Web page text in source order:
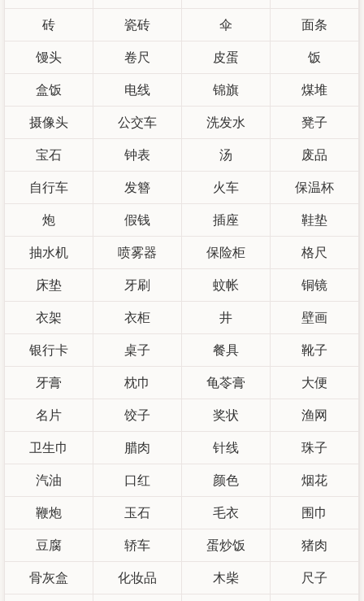
砖 瓷砖 伞 面条
馒头 卷尺 皮蛋 饭
盒饭 电线 锦旗 煤堆
摄像头 公交车 洗发水 凳子
宝石 钟表 汤 废品
自行车 发簪 火车 保温杯
炮 假钱 插座 鞋垫
抽水机 喷雾器 保险柜 格尺
床垫 牙刷 蚊帐 铜镜
衣架 衣柜 井 壁画
银行卡 桌子 餐具 靴子
牙膏 枕巾 龟苓膏 大便
名片 饺子 奖状 渔网
卫生巾 腊肉 针线 珠子
汽油 口红 颜色 烟花
鞭炮 玉石 毛衣 围巾
豆腐 轿车 蛋炒饭 猪肉
骨灰盒 化妆品 木柴 尺子